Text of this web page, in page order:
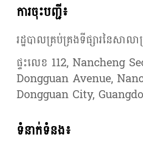
ការចុះបញ្ជី៖
រដ្ឋបាលគ្រប់គ្រងទីផ្សារ​នៃសាល
ផ្ទះលេខ 112, Nancheng
Dongguan Avenue,
Dongguan City,
ទំនាក់ទំនង៖